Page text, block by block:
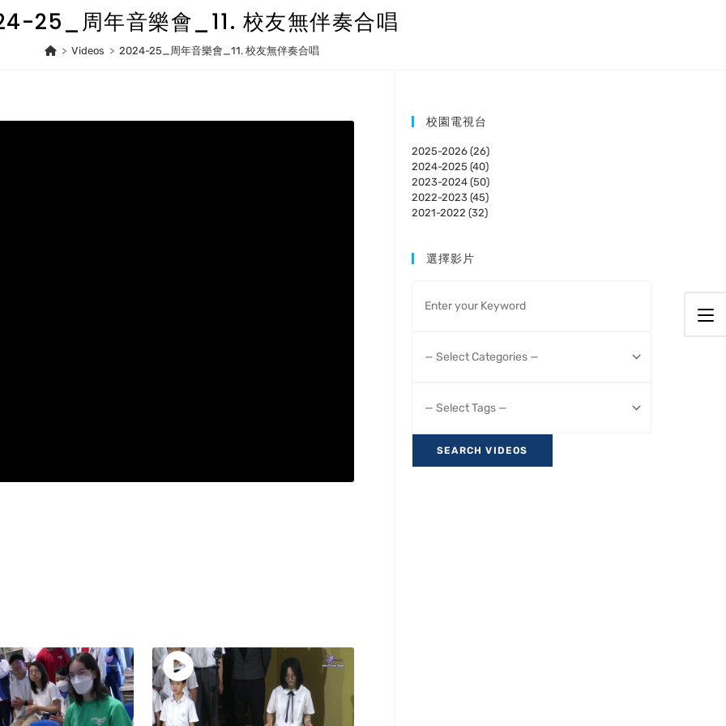
25_周年音樂會_11. 校友無伴奏合唱
> Videos > 2024-25_周年音樂會_11. 校友無伴奏合唱
校園電視台
2025-2026 (26)
2024-2025 (40)
2023-2024 (50)
2022-2023 (45)
2021-2022 (32)
選擇影片